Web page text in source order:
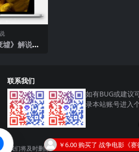
》解说文
联系我们
如有BUG或建议
录本站账号进入
，我们将及时删除！
￥6.00购买了 战争电影《